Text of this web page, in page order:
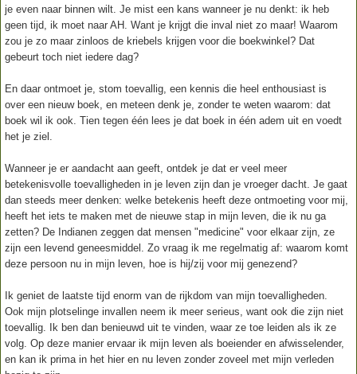
je even naar binnen wilt. Je mist een kans wanneer je nu denkt: ik heb
geen tijd, ik moet naar AH. Want je krijgt die inval niet zo maar! Waarom
zou je zo maar zinloos de kriebels krijgen voor die boekwinkel? Dat
gebeurt toch niet iedere dag?
En daar ontmoet je, stom toevallig, een kennis die heel enthousiast is
over een nieuw boek, en meteen denk je, zonder te weten waarom: dat
boek wil ik ook. Tien tegen één lees je dat boek in één adem uit en voedt
het je ziel.
Wanneer je er aandacht aan geeft, ontdek je dat er veel meer
betekenisvolle toevalligheden in je leven zijn dan je vroeger dacht. Je gaat
dan steeds meer denken: welke betekenis heeft deze ontmoeting voor mij,
heeft het iets te maken met de nieuwe stap in mijn leven, die ik nu ga
zetten? De Indianen zeggen dat mensen "medicine" voor elkaar zijn, ze
zijn een levend geneesmiddel. Zo vraag ik me regelmatig af: waarom komt
deze persoon nu in mijn leven, hoe is hij/zij voor mij genezend?
Ik geniet de laatste tijd enorm van de rijkdom van mijn toevalligheden.
Ook mijn plotselinge invallen neem ik meer serieus, want ook die zijn niet
toevallig. Ik ben dan benieuwd uit te vinden, waar ze toe leiden als ik ze
volg. Op deze manier ervaar ik mijn leven als boeiender en afwisselender,
en kan ik prima in het hier en nu leven zonder zoveel met mijn verleden